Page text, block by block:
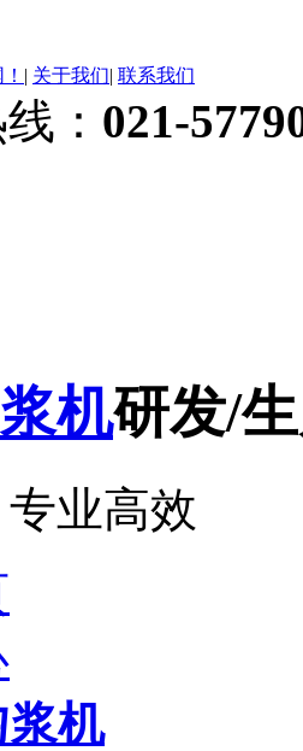
| 关于我们| 联系我们
： 021-
机研发/
业高效
机